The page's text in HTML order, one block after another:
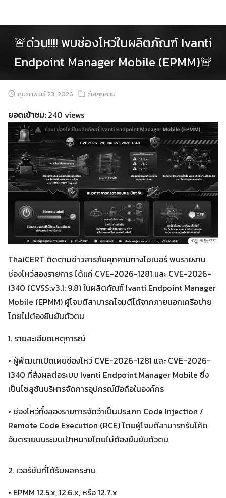
🚨ด่วน!!!! พบช่องโหว่ในผลิตภัณฑ์ Ivanti
Endpoint Manager Mobile (EPMM)🚨
กุมภาพันธ์ 23, 2026 ภัยคุกคาม
ยอดเข้าชม:240 views
ThaiCERT ติดตามข่าวสารภัยคุกคามทางไซเบอร์ พบรายงาน
ช่องโหว่สองรายการ ได้แก่ CVE-2026-1281 และ CVE-2026-
1340 (CVSS:v3.1: 9.8) ในผลิตภัณฑ์ Ivanti Endpoint Manager
Mobile (EPMM) ผู้โจมตีสามารถโจมตีได้จากภายนอกเครือข่าย
โดยไม่ต้องยืนยันตัวตน
1. รายละเอียดเหตุการณ์
• ผู้พัฒนาเปิดเผยช่องโหว่ CVE-2026-1281 และ CVE-2026-
1340 ที่ส่งผลต่อระบบ Ivanti Endpoint Manager Mobile ซึ่ง
เป็นโซลูชันบริหารจัดการอุปกรณ์มือถือในองค์กร
• ช่องโหว่ทั้งสองรายการจัดว่าเป็นประเภท Code Injection /
Remote Code Execution (RCE) โดยผู้โจมตีสามารถรันโค้ด
อันตรายบนระบบเป้าหมายโดยไม่ต้องยืนยันตัวตน
2. เวอร์ชันที่ได้รับผลกระทบ
• EPMM 12.5.x, 12.6.x, หรือ 12.7.x